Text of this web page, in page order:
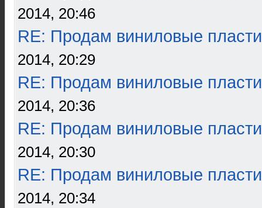
2014, 20:46
RE: Продам виниловые
2014, 20:29
RE: Продам виниловые
2014, 20:36
RE: Продам виниловые
2014, 20:30
RE: Продам виниловые
2014, 20:34